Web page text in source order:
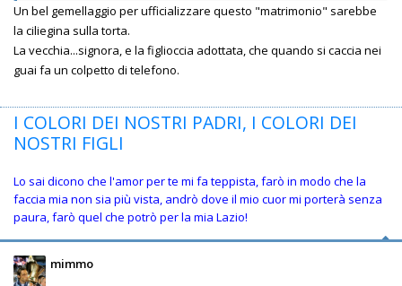
Un bel gemellaggio per ufficializzare questo "matrimonio" sarebbe
la ciliegina sulla torta.
La vecchia...signora, e la figlioccia adottata, che quando si caccia nei
guai fa un colpetto di telefono.
I COLORI DEI NOSTRI PADRI, I COLORI DEI
NOSTRI FIGLI
Lo sai dicono che l'amor per te mi fa teppista, farò in modo che la
faccia mia non sia più vista, andrò dove il mio cuor mi porterà senza
paura, farò quel che potrò per la mia Lazio!
mimmo